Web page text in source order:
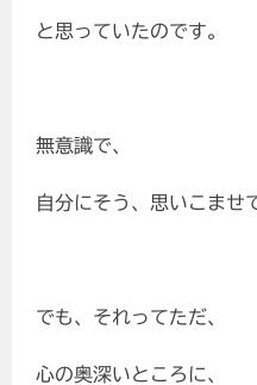
と思っていたのです。
無意識で、
自分にそう、思いこませ
でも、それってただ、
心の奥深いところに、